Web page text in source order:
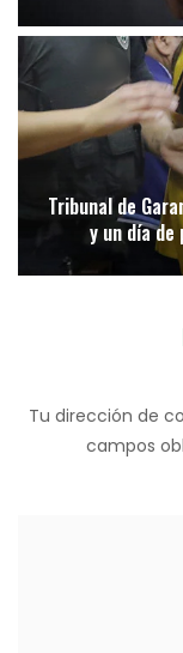
Tribunal de
y un día
Tu dirección de
campos